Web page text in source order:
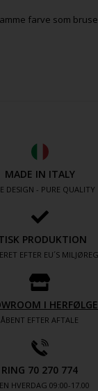
farve som
MADE IN ITALY
DESIGN - PURE QUALITY
PRODUKTION
EFTER EU´S
I HERFØLGE
ÅBENT EFTER AFTALE
RING 70 270 774
HVERDAG 09:00-17.00